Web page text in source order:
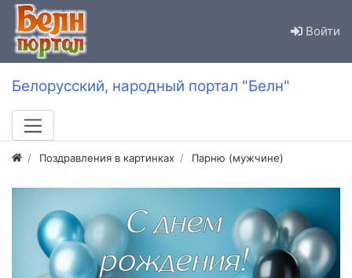
Войти
Белорусский, народный портал "Белн"
Поздравления в картинках Парню (мужчине)